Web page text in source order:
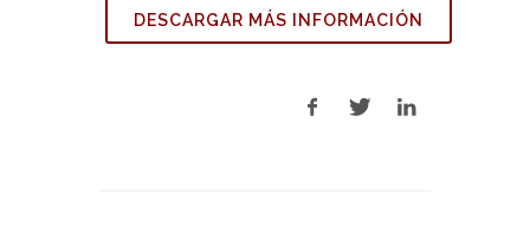
DESCARGAR MÁS INFORMACIÓN